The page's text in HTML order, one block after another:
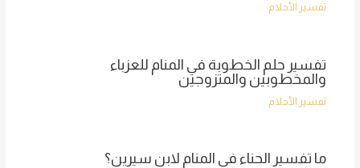
تفسير الأحلام
تفسير حلم الخطوبة في المنام للعزباء
والمخطوبين والمتزوجين
تفسير الأحلام
ما تفسير الحناء في المنام لابن سيرين؟